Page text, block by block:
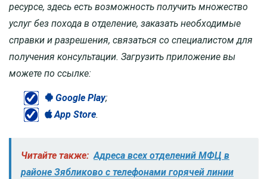
ресурсе, здесь есть возможность получить множество
услуг без похода в отделение, заказать необходимые
справки и разрешения, связаться со специалистом для
получения консультации. Загрузить приложение вы
можете по ссылке:
Google Play;
App Store.
Читайте также: Адреса всех отделений МФЦ в
районе Зябликово с телефонами горячей линии